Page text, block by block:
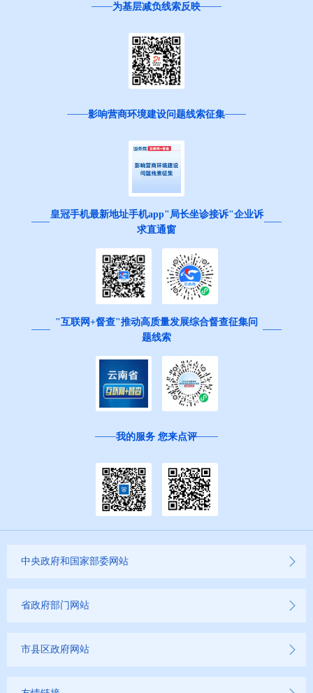
为基层减负线索反映
影响营商环境建设问题线索征集
皇冠手机最新地址手机app"局长坐诊接诉"企业诉
求直通窗
"互联网+督查"推动高质量发展综合督查征集问
题线索
我的服务 您来点评
中央政府和国家部委网站
省政府部门网站
市县区政府网站